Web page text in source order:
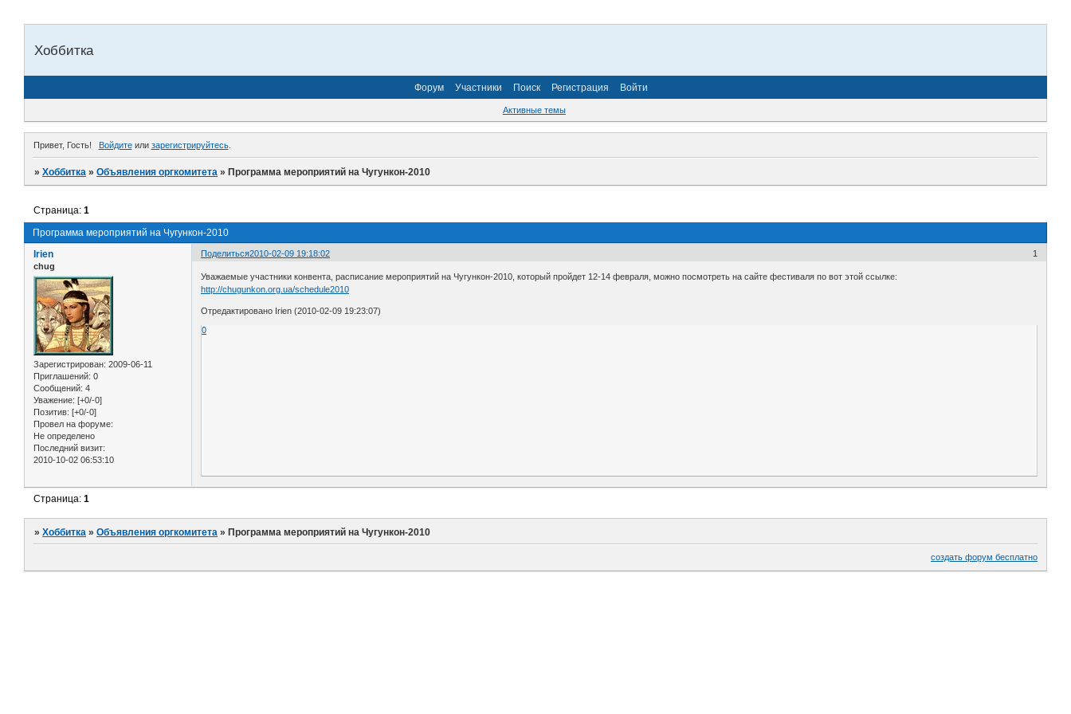
Хоббитка
Форум Участники Поиск Регистрация Войти
Активные темы
Привет, Гость! Войдитеили зарегистрируйтесь.
»Хоббитка »Объявления оргкомитета »Программа мероприятий на Чугункон-2010
Программа мероприятий на Чугункон-2010
Страница:1
Поделиться 1
2010-02-09 19:18:02
Irien
chug
Зарегистрирован: 2009-06-11
Приглашений: 0
Сообщений: 4
Уважение: [+0/-0]
Позитив: [+0/-0]
Провел на форуме:
Не определено
Последний визит:
2010-10-02 06:53:10
Уважаемые участники конвента, расписание мероприятий на Чугункон-2010, который пройдет 12-14 февраля, можно посмотреть на сайте фестиваля по вот этой ссылке:
http://chugunkon.org.ua/schedule2010
Отредактировано Irien (2010-02-09 19:23:07)
0
Страница:1
»Хоббитка »Объявления оргкомитета »Программа мероприятий на Чугункон-2010
создать форум бесплатно